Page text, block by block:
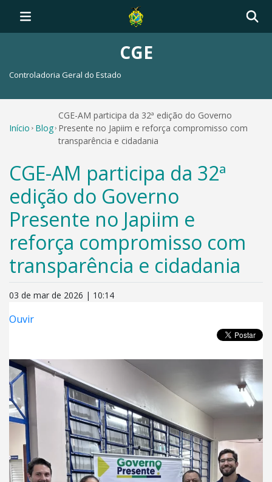
CGE
Controladoria Geral do Estado
Início Blog
CGE-AM participa da 32ª edição do Governo
Presente no Japiim e reforça compromisso com
transparência e cidadania
CGE-AM participa da 32ª
edição do Governo
Presente no Japiim e
reforça compromisso com
transparência e cidadania
03 de mar de 2026 | 10:14
Ouvir